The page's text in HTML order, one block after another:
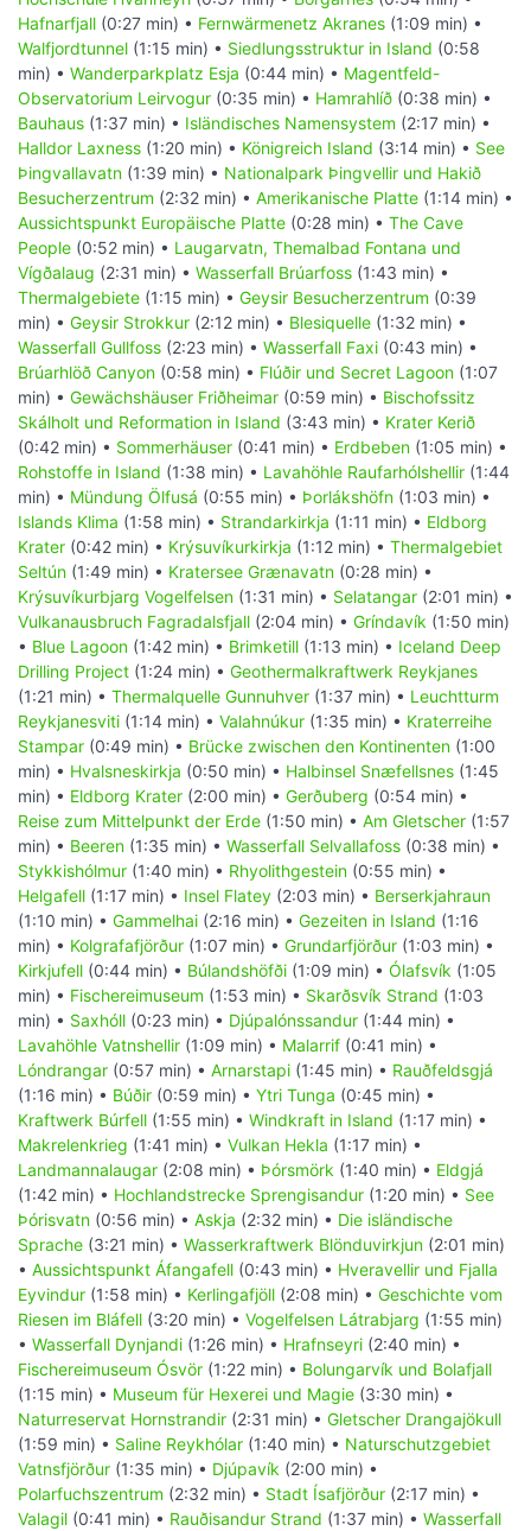
Hafnarfjall (0:27 min) • Fernwärmenetz Akranes (1:09 min) •
Walfjordtunnel (1:15 min) • Siedlungsstruktur in Island (0:58
min) • Wanderparkplatz Esja (0:44 min) • Magentfeld-
Observatorium Leirvogur (0:35 min) • Hamrahlíð (0:38 min) •
Bauhaus (1:37 min) • Isländisches Namensystem (2:17 min) •
Halldor Laxness (1:20 min) • Königreich Island (3:14 min) • See
Þingvallavatn (1:39 min) • Nationalpark Þingvellir und Hakið
Besucherzentrum (2:32 min) • Amerikanische Platte (1:14 min) •
Aussichtspunkt Europäische Platte (0:28 min) • The Cave
People (0:52 min) • Laugarvatn, Themalbad Fontana und
Vígðalaug (2:31 min) • Wasserfall Brúarfoss (1:43 min) •
Thermalgebiete (1:15 min) • Geysir Besucherzentrum (0:39
min) • Geysir Strokkur (2:12 min) • Blesiquelle (1:32 min) •
Wasserfall Gullfoss (2:23 min) • Wasserfall Faxi (0:43 min) •
Brúarhlöð Canyon (0:58 min) • Flúðir und Secret Lagoon (1:07
min) • Gewächshäuser Friðheimar (0:59 min) • Bischofssitz
Skálholt und Reformation in Island (3:43 min) • Krater Kerið
(0:42 min) • Sommerhäuser (0:41 min) • Erdbeben (1:05 min) •
Rohstoffe in Island (1:38 min) • Lavahöhle Raufarhólshellir (1:44
min) • Mündung Ölfusá (0:55 min) • Þorlákshöfn (1:03 min) •
Islands Klima (1:58 min) • Strandarkirkja (1:11 min) • Eldborg
Krater (0:42 min) • Krýsuvíkurkirkja (1:12 min) • Thermalgebiet
Seltún (1:49 min) • Kratersee Grænavatn (0:28 min) •
Krýsuvíkurbjarg Vogelfelsen (1:31 min) • Selatangar (2:01 min) •
Vulkanausbruch Fagradalsfjall (2:04 min) • Gríndavík (1:50 min)
• Blue Lagoon (1:42 min) • Brimketill (1:13 min) • Iceland Deep
Drilling Project (1:24 min) • Geothermalkraftwerk Reykjanes
(1:21 min) • Thermalquelle Gunnuhver (1:37 min) • Leuchtturm
Reykjanesviti (1:14 min) • Valahnúkur (1:35 min) • Kraterreihe
Stampar (0:49 min) • Brücke zwischen den Kontinenten (1:00
min) • Hvalsneskirkja (0:50 min) • Halbinsel Snæfellsnes (1:45
min) • Eldborg Krater (2:00 min) • Gerðuberg (0:54 min) •
Reise zum Mittelpunkt der Erde (1:50 min) • Am Gletscher (1:57
min) • Beeren (1:35 min) • Wasserfall Selvallafoss (0:38 min) •
Stykkishólmur (1:40 min) • Rhyolithgestein (0:55 min) •
Helgafell (1:17 min) • Insel Flatey (2:03 min) • Berserkjahraun
(1:10 min) • Gammelhai (2:16 min) • Gezeiten in Island (1:16
min) • Kolgrafafjörður (1:07 min) • Grundarfjörður (1:03 min) •
Kirkjufell (0:44 min) • Búlandshöfði (1:09 min) • Ólafsvík (1:05
min) • Fischereimuseum (1:53 min) • Skarðsvík Strand (1:03
min) • Saxhóll (0:23 min) • Djúpalónssandur (1:44 min) •
Lavahöhle Vatnshellir (1:09 min) • Malarrif (0:41 min) •
Lóndrangar (0:57 min) • Arnarstapi (1:45 min) • Rauðfeldsgjá
(1:16 min) • Búðir (0:59 min) • Ytri Tunga (0:45 min) •
Kraftwerk Búrfell (1:55 min) • Windkraft in Island (1:17 min) •
Makrelenkrieg (1:41 min) • Vulkan Hekla (1:17 min) •
Landmannalaugar (2:08 min) • Þórsmörk (1:40 min) • Eldgjá
(1:42 min) • Hochlandstrecke Sprengisandur (1:20 min) • See
Þórisvatn (0:56 min) • Askja (2:32 min) • Die isländische
Sprache (3:21 min) • Wasserkraftwerk Blönduvirkjun (2:01 min)
• Aussichtspunkt Áfangafell (0:43 min) • Hveravellir und Fjalla
Eyvindur (1:58 min) • Kerlingafjöll (2:08 min) • Geschichte vom
Riesen im Bláfell (3:20 min) • Vogelfelsen Látrabjarg (1:55 min)
• Wasserfall Dynjandi (1:26 min) • Hrafnseyri (2:40 min) •
Fischereimuseum Ósvör (1:22 min) • Bolungarvík und Bolafjall
(1:15 min) • Museum für Hexerei und Magie (3:30 min) •
Naturreservat Hornstrandir (2:31 min) • Gletscher Drangajökull
(1:59 min) • Saline Reykhólar (1:40 min) • Naturschutzgebiet
Vatnsfjörður (1:35 min) • Djúpavík (2:00 min) •
Polarfuchszentrum (2:32 min) • Stadt Ísafjörður (2:17 min) •
Valagil (0:41 min) • Rauðisandur Strand (1:37 min) • Wasserfall